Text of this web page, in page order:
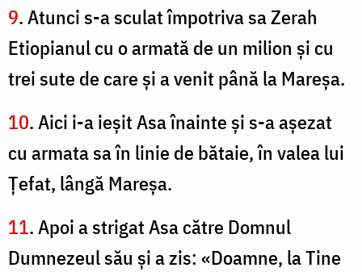
9. Atunci s-a sculat împotriva sa Zerah
Etiopianul cu o armată de un milion şi cu
trei sute de care şi a venit până la Mareşa.
10. Aici i-a ieşit Asa înainte şi s-a aşezat
cu armata sa în linie de bătaie, în valea lui
Ţefat, lângă Mareşa.
11. Apoi a strigat Asa către Domnul
Dumnezeul său şi a zis: «Doamne, la Tine